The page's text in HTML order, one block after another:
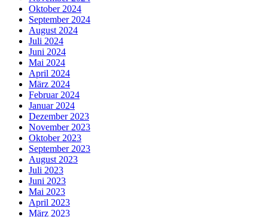
Oktober 2024
September 2024
August 2024
Juli 2024
Juni 2024
Mai 2024
April 2024
März 2024
Februar 2024
Januar 2024
Dezember 2023
November 2023
Oktober 2023
September 2023
August 2023
Juli 2023
Juni 2023
Mai 2023
April 2023
März 2023